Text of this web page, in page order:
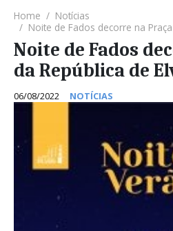
Home
Notícias
Noite de Fados decorre na
Noite de Fados
da República de
06/08/2022 NOTÍCIAS